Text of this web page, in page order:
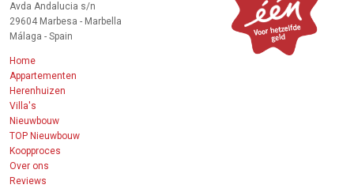
Avda Andalucia s/n
29604 Marbesa - Marbella
Málaga - Spain
Home
Appartementen
Herenhuizen
Villa's
Nieuwbouw
TOP Nieuwbouw
Koopproces
Over ons
Reviews